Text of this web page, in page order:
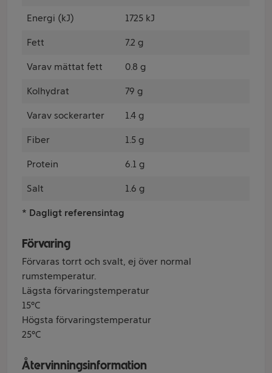
Energi (kJ) 1725 kJ
Fett 7.2 g
Varav mättat fett 0.8 g
Kolhydrat 79 g
Varav sockerarter 1.4 g
Fiber 1.5 g
Protein 6.1 g
Salt 1.6 g
* Dagligt referensintag
Förvaring
Förvaras torrt och svalt, ej över normal
rumstemperatur.
Lägsta förvaringstemperatur
15°C
Högsta förvaringstemperatur
25°C
Återvinningsinformation